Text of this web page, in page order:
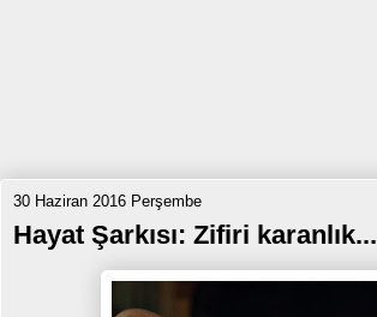
30 Haziran 2016 Perşembe
Hayat Şarkısı: Zifiri karanlık...